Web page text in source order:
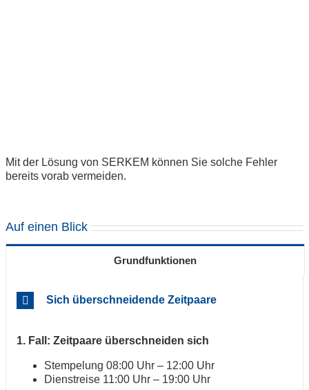
Mit der Lösung von SERKEM können Sie solche Fehler
bereits vorab vermeiden.
Auf einen Blick
Grundfunktionen
Sich überschneidende Zeitpaare
1. Fall: Zeitpaare überschneiden sich
Stempelung 08:00 Uhr – 12:00 Uhr
Dienstreise 11:00 Uhr – 19:00 Uhr